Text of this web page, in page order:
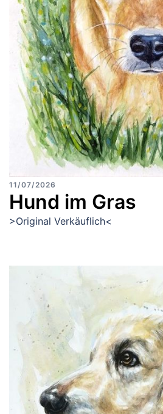
11/07/2026
Hund im Gras
>Original Verkäuflich<